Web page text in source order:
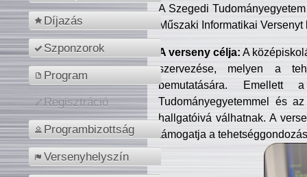
Díjazás
Szponzorok
Program
Regisztráció
Programbizottság
Versenyhelyszín
A Szegedi
Műszaki Informatikai
A verseny célja: A
szervezése, melyen a
bemutatására. Emellett
Tudományegyetemmel és
hallgatóivá válhatnak. A
támogatja a